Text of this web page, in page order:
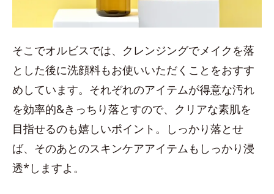
そこでオルビスでは、クレンジングでメイクを落
とした後に洗顔料もお使いいただくことをおすす
めしています。それぞれのアイテムが得意な汚れ
を効率的&きっちり落とすので、クリアな素肌を
目指せるのも嬉しいポイント。しっかり落とせ
ば、そのあとのスキンケアアイテムもしっかり浸
透*しますよ。